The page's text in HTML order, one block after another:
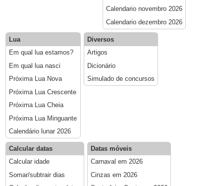
Calendario novembro 2026
Calendario dezembro 2026
Lua
Em qual lua estamos?
Em qual lua nasci
Próxima Lua Nova
Próxima Lua Crescente
Próxima Lua Cheia
Próxima Lua Minguante
Calendário lunar 2026
Diversos
Artigos
Dicionário
Simulado de concursos
Calcular datas
Calcular idade
Somar/subtrair dias
Datas móveis
Carnaval em 2026
Cinzas em 2026